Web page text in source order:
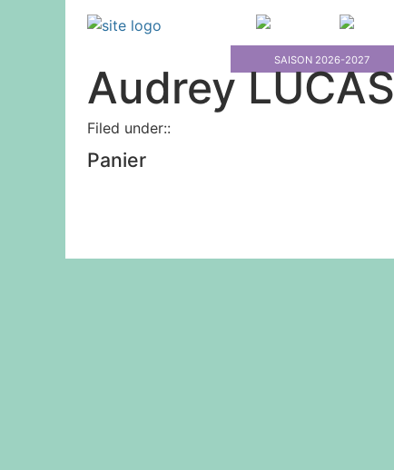
Primary
SAISON 2026-2027
Audrey LUCAS
Filed under::
Panier